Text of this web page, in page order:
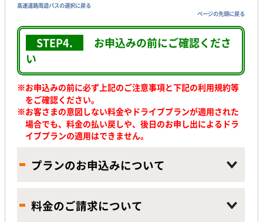
高速道路周遊パスの選択に戻る
ページの先頭に戻る
STEP4. お申込みの前にご確認くださ
い
※お申込みの前に必ず上記のご注意事項と下記の利用規約等
をご確認ください。
※お客さまの意図しない料金やドライブプランが適用された
場合でも、料金の払い戻しや、後日のお申し出によるドラ
イブプランの適用はできません。
プランのお申込みについて
料金のご請求について